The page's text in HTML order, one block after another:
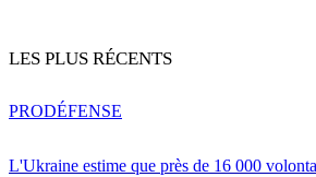
LES PLUS RÉCENTS
L'Ukraine estime que près de 16 000
PRODÉFENSE